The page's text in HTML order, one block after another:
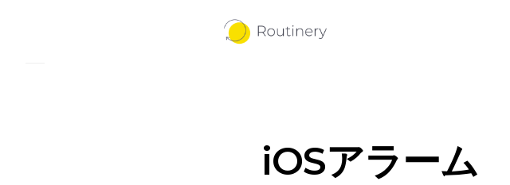
iOSアラーム